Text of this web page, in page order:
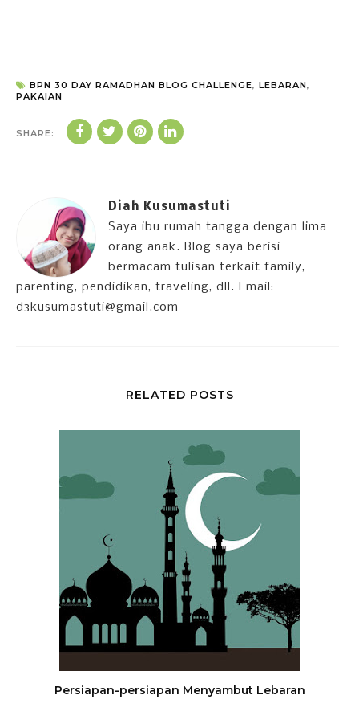
BPN 30 DAY RAMADHAN BLOG CHALLENGE, LEBARAN,
PAKAIAN
SHARE:
Diah Kusumastuti
Saya ibu rumah tangga dengan lima
orang anak. Blog saya berisi
bermacam tulisan terkait family,
parenting, pendidikan, traveling, dll. Email:
d3kusumastuti@gmail.com
RELATED POSTS
Persiapan-persiapan Menyambut Lebaran